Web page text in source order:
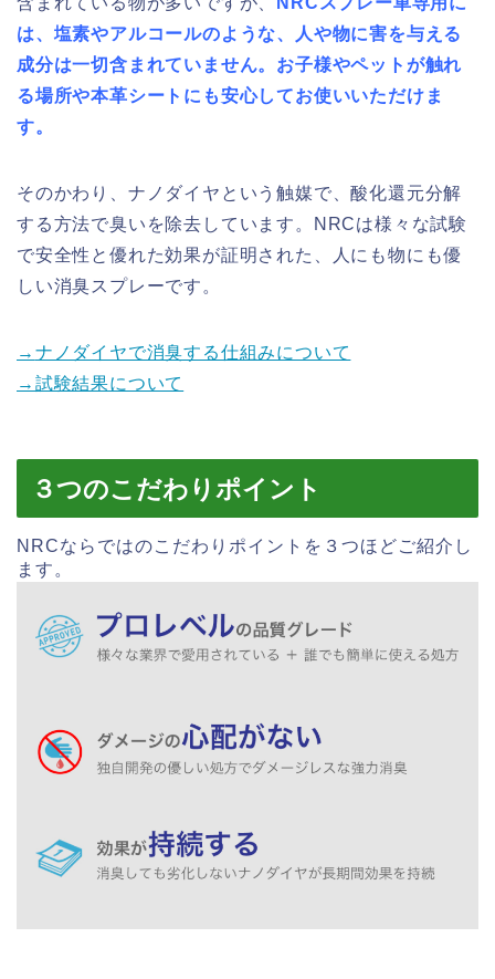
は、塩素やアルコールのような、人や物に害を与える
成分は一切含まれていません。お子様やペットが触れ
る場所や本革シートにも安心してお使いいただけま
す。
そのかわり、ナノダイヤという触媒で、酸化還元分解
する方法で臭いを除去しています。NRCは様々な試験
で安全性と優れた効果が証明された、人にも物にも優
しい消臭スプレーです。
→ ナノダイヤで消臭する仕組みについて
→試験結果について
３つのこだわりポイント
NRCならではのこだわりポイントを３つほどご紹介し
ます。